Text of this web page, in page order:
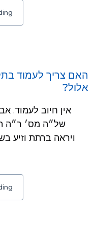
האם צריך לעמוד
אלול?
של״ה מס׳ ר״ה
ויראה ברתת וזיע